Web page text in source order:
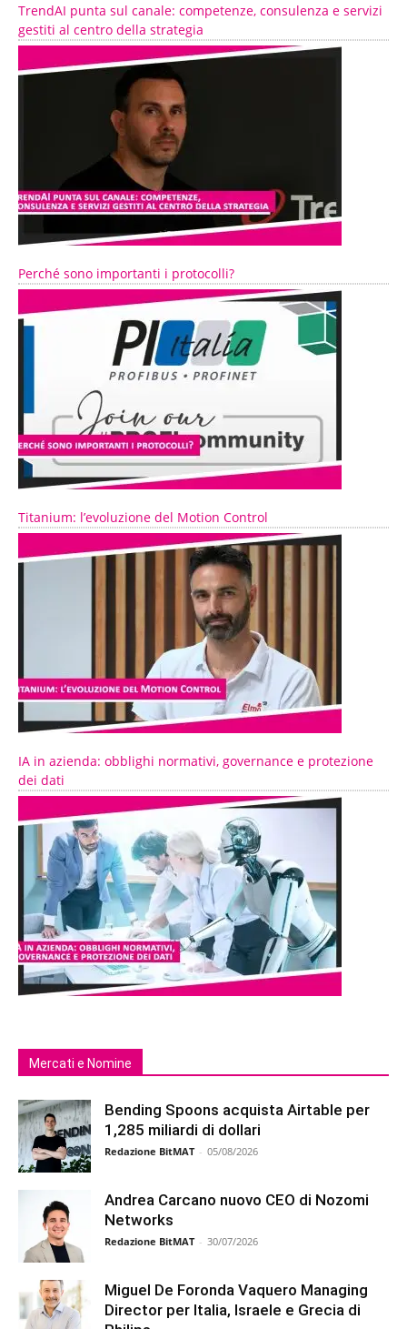
TrendAI punta sul canale: competenze, consulenza e servizi
gestiti al centro della strategia
Perché sono importanti i protocolli?
Titanium: l’evoluzione del Motion Control
IA in azienda: obblighi normativi, governance e protezione
dei dati
Mercati e Nomine
Bending Spoons acquista Airtable per
1,285 miliardi di dollari
Redazione BitMAT - 05/08/2026
Andrea Carcano nuovo CEO di Nozomi
Networks
Redazione BitMAT - 30/07/2026
Miguel De Foronda Vaquero Managing
Director per Italia, Israele e Grecia di